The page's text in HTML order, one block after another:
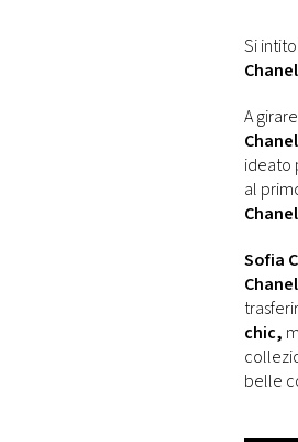
RMC
Si
Chanel
A
Chanel
ideato
al
Chanel
Sofia
Chanel
chic,
belle